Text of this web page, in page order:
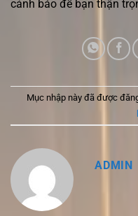
cảnh báo để bạn thận
Mục nhập này đã được
ADMIN